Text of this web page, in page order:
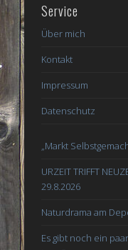
Service
Über mich
Kontakt
Impressum
Datenschutz
„Markt
URZEIT TRIFFT
29.8.2026
Naturdrama am
Es gibt noch ein